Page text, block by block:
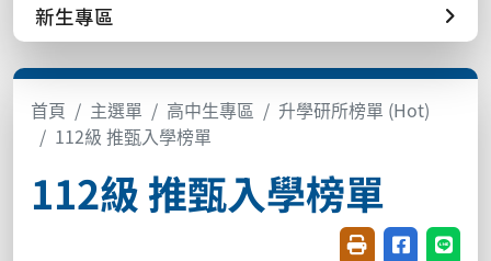
新生專區
首頁 主選單 高中生專區
升學研所榜單 (Hot)
112級 推甄入學榜單
112級 推甄入學榜單
友善列印(開新視
分享至臉書
分享